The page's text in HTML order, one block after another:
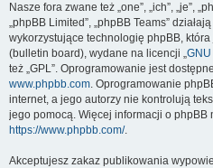
Nasze fora zwane też „one”, „ich”, „je”,
„phpBB Limited”, „phpBB Teams”
wykorzystujące technologię phpBB,
(bulletin board), wydane na licencji „
też „GPL”. Oprogramowanie jest
www.phpbb.com. Oprogramowanie
internet, a jego autorzy nie kontrolują
jego pomocą. Więcej informacji o phpBB
https://www.phpbb.com/.
Akceptujesz zakaz publikowania